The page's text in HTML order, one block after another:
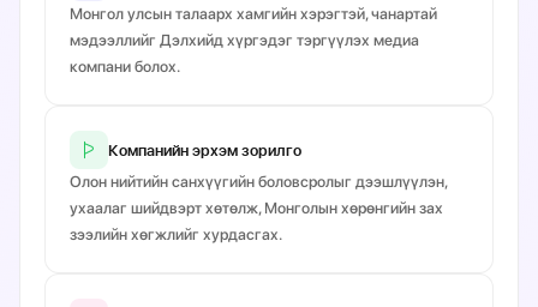
Монгол улсын талаарх хамгийн хэрэгтэй, чанартай
мэдээллийг Дэлхийд хүргэдэг тэргүүлэх медиа
компани болох.
Компанийн эрхэм зорилго
Олон нийтийн санхүүгийн боловсролыг дээшлүүлэн,
ухаалаг шийдвэрт хөтөлж, Монголын хөрөнгийн зах
зээлийн хөгжлийг хурдасгах.